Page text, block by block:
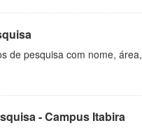
de pesquisa com nome,
- Campus Itabira